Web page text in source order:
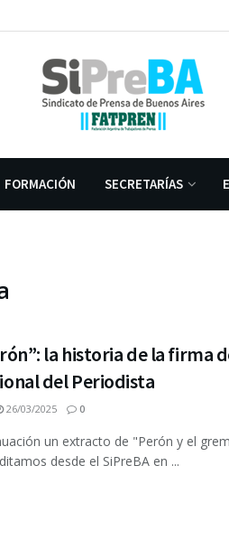
FORMACIÓN SECRETARÍAS
la historia de la firma
del Periodista
26/03/2025 0
un extracto de "Perón y el
desde el SiPreBA en ...